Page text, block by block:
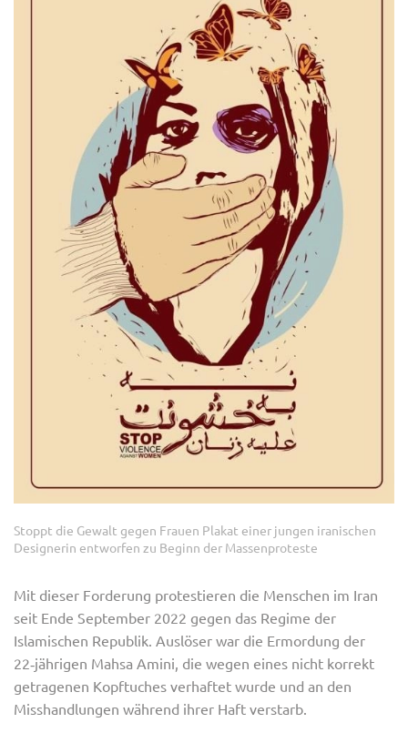
Stoppt die Gewalt gegen Frauen Plakat einer jungen iranischen
Designerin entworfen zu Beginn der Massenproteste
Mit dieser Forderung protestieren die Menschen im Iran
seit Ende September 2022 gegen das Regime der
Islamischen Republik. Auslöser war die Ermordung der
22‑jährigen Mahsa Amini, die wegen eines nicht korrekt
getragenen Kopftuches verhaftet wurde und an den
Misshandlungen während ihrer Haft verstarb.